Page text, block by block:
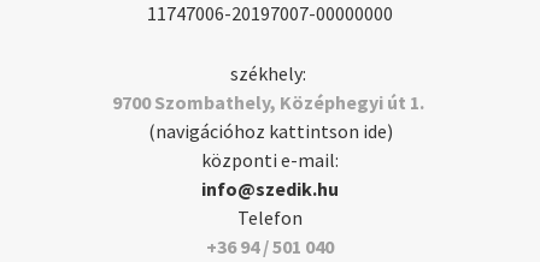
11747006-20197007-00000000
székhely:
9700 Szombathely, Középhegyi út 1.
(navigációhoz kattintson ide)
központi e-mail:
info@szedik.hu
Telefon
+36 94 / 501 040